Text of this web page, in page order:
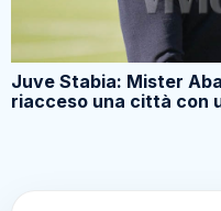
Juve Stabia: Mister
riacceso una città con